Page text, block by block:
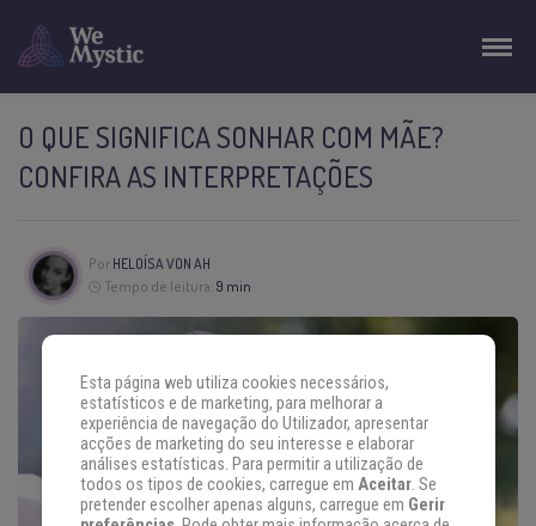
O QUE SIGNIFICA SONHAR COM MÃE?
CONFIRA AS INTERPRETAÇÕES
Por HELOÍSA VON AH
Tempo de leitura: 9 min
Esta página web utiliza cookies necessários,
estatísticos e de marketing, para melhorar a
experiência de navegação do Utilizador, apresentar
acções de marketing do seu interesse e elaborar
análises estatísticas. Para permitir a utilização de
todos os tipos de cookies, carregue em Aceitar. Se
pretender escolher apenas alguns, carregue em Gerir